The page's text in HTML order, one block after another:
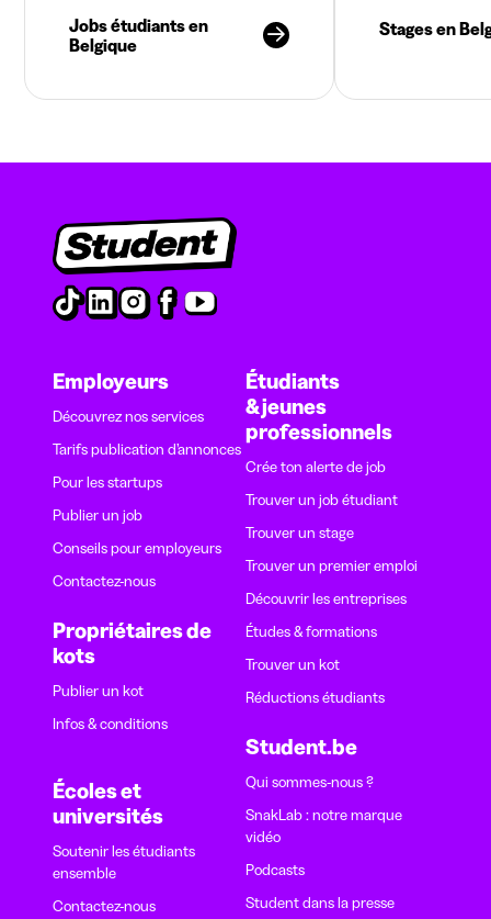
Jobs étudiants en
Belgique
Stages en
Employeurs
Découvrez nos services
Tarifs publication d’annonces
Pour les startups
Publier un job
Conseils pour employeurs
Contactez-nous
Propriétaires de
kots
Publier un kot
Infos & conditions
Écoles et
universités
Soutenir les étudiants
ensemble
Contactez-nous
Étudiants
& jeunes
professionnels
Crée ton alerte de job
Trouver un job étudiant
Trouver un stage
Trouver un premier emploi
Découvrir les entreprises
Études & formations
Trouver un kot
Réductions étudiants
Student.be
Qui sommes-nous ?
SnakLab : notre marque
vidéo
Podcasts
Student dans la presse